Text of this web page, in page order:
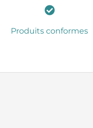
Produits conformes